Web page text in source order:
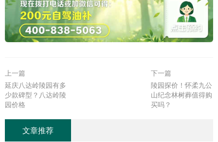
上一篇
延庆八达岭陵园有多
少款碑型？八达岭陵
园价格
下一篇
陵园探价！怀柔九公
山纪念林树葬值得购
买吗？
文章推荐